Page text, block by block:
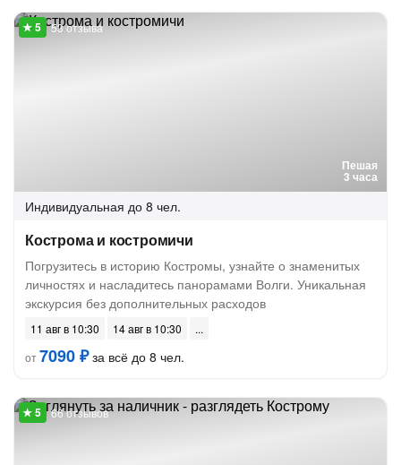
Пешая
3 часа
53 отзыва
Индивидуальная до 8 чел.
Кострома и костромичи
Погрузитесь в историю Костромы, узнайте о знаменитых
личностях и насладитесь панорамами Волги. Уникальная
экскурсия без дополнительных расходов
11 авг в 10:30
14 авг в 10:30
от7090 ₽за всё до 8 чел.
66 отзывов